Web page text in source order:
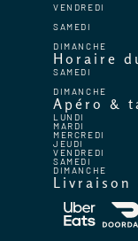
VENDREDI
SAMEDI
DIMANCHE
Horaire
SAMEDI
DIMANCHE
Apéro &
LUNDI
MARDI
MERCREDI
JEUDI
VENDREDI
SAMEDI
DIMANCHE
Livraison